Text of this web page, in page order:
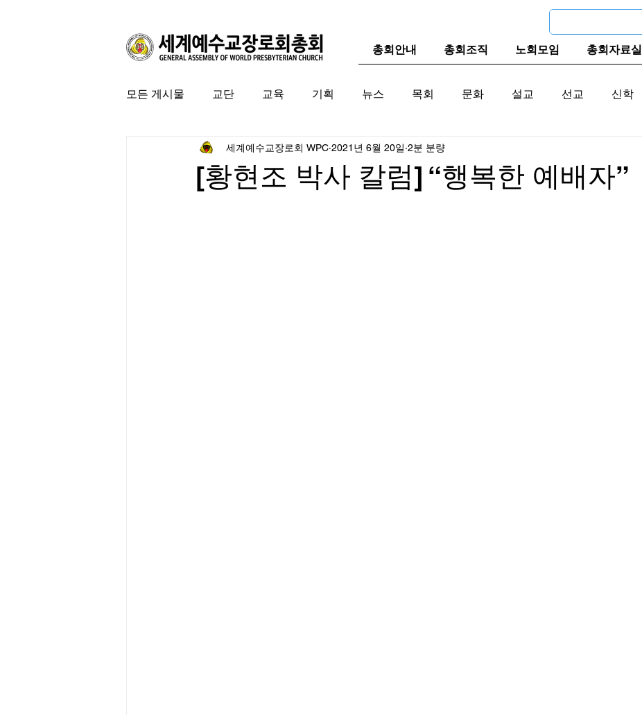
총회안내 총회조직 노회모임 총회자료실
모든 게시물 교단 교육 기획 뉴스 목회 문화 설교 선교 신학
특집 미국 교계 한국 교계 교단역사
[황현조 박사 칼럼] “행복한 예배자”
세계예수교장로회 WPC 2021년 6월 20일 2분 분량